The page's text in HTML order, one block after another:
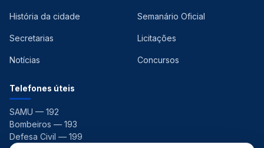
História da cidade
Secretarias
Notícias
Semanário Oficial
Licitações
Concursos
Telefones úteis
SAMU — 192
Bombeiros — 193
Defesa Civil — 199